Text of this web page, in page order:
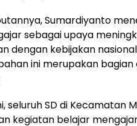
Sumardiyanto
sebagai upaya
dengan kebijakan
ini merupakan
seluruh SD di Kecamatan
kegiatan belajar